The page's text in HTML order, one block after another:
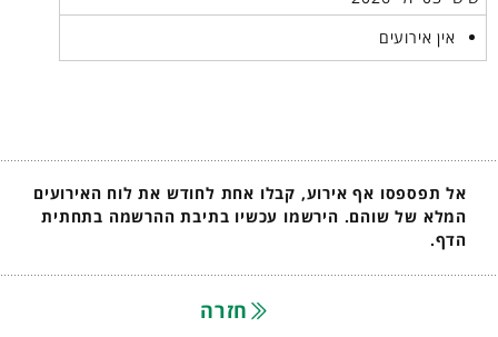
אין אירועים
אל תפספסו אף אירוע, קבלו אחת לחודש את לוח האירועים
המלא של שוהם. הירשמו עכשיו בתיבת ההרשמה בתחתית
הדף.
חזרה